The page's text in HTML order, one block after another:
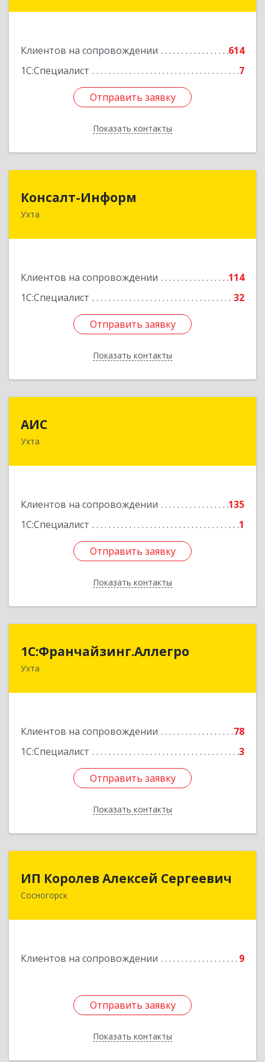
Клиентов на сопровождении
614
1С:Специалист
7
Отправить заявку
Показать контакты
Отправить заявку
Назад
Консалт-Информ
Ухта
Клиентов на сопровождении
114
1С:Специалист
32
Отправить заявку
Показать контакты
169300, Коми Респ, Ухта г, Строителей пр-д 1, 2
Отправить заявку
Назад
АИС
Ухта
Клиентов на сопровождении
135
1С:Специалист
1
Отправить заявку
Показать контакты
169310, Коми Респ, Ухта г, Первомайская ул.,
Отправить заявку
Назад
1С:Франчайзинг.Аллегро
Ухта
Клиентов на сопровождении
78
1С:Специалист
3
Отправить заявку
Показать контакты
1С:Франчайзинг.Аллегро
169304, Коми Респ, Ухта г, Чернова ул, дом №
Отправить заявку
Назад
ИП Королев Алексей Сергеевич
Сосногорск
Клиентов на сопровождении 9
Отправить заявку
Показать контакты
ИП Королев Алексей Сергеевич
169500, Коми Респ, Сосногорск г, Советская ул,
Отправить заявку
Назад